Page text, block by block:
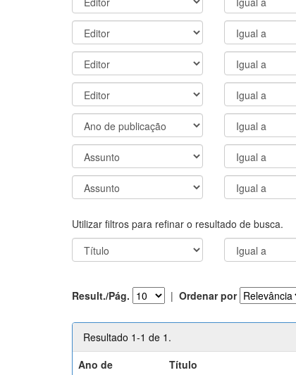
Utilizar filtros para refinar o resultado de busca.
Result./Pág. | Ordenar por
Resultado 1-1 de 1.
Ano de
Título